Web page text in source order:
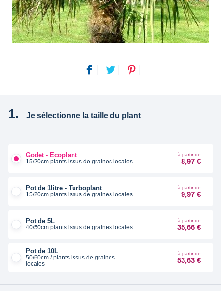
Je sélectionne la taille du plant
Godet - Ecoplant
15/20cm plants issus de graines locales
à partir de
8,97 €
Pot de 1litre - Turboplant
15/20cm plants issus de graines locales
à partir de
9,97 €
Pot de 5L
40/50cm plants issus de graines locales
à partir de
35,66 €
Pot de 10L
50/60cm / plants issus de graines
locales
à partir de
53,63 €